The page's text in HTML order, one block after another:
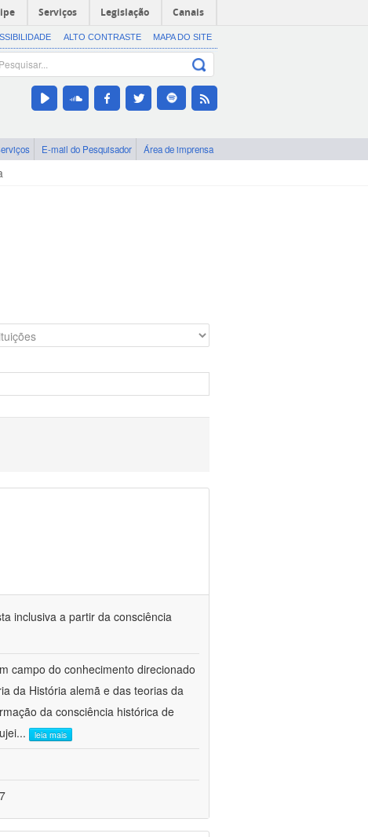
Serviços Legislação Canais
ALTO CONTRASTE MAPA DO SITE
E-mail do Pesquisador Área de imprensa
inclusiva a partir da consciência
campo do conhecimento direcionado
da História alemã e das teorias da
da consciência histórica de
... leia mais